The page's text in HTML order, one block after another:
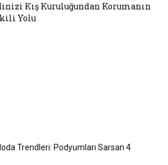
Kış Kuruluğundan Korumanın
Yolu
Trendleri: Podyumları Sarsan 4